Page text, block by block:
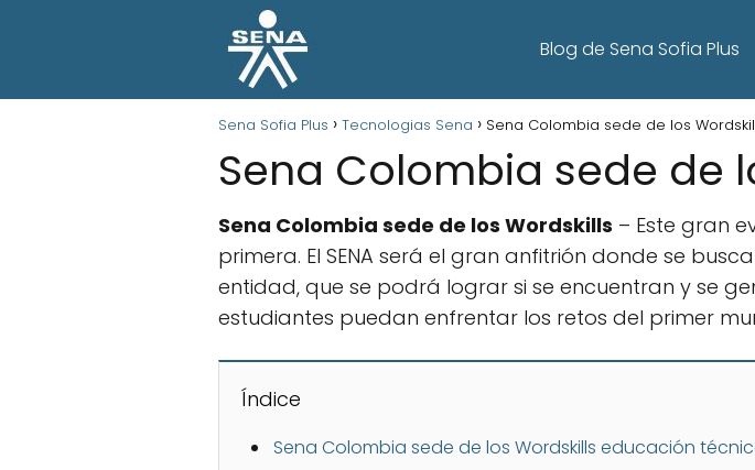
Blog de Sena Sofia Plus
Sena Sofia Plus Tecnologias Sena Sena Colombia sede de los
Sena Colombia sede de
Sena Colombia sede de los Wordskills – Este gran
primera. El SENA será el gran anfitrión donde se
entidad, que se podrá lograr si se encuentran y se
estudiantes puedan enfrentar los retos del primer
Índice
Sena Colombia sede de los Wordskills educación